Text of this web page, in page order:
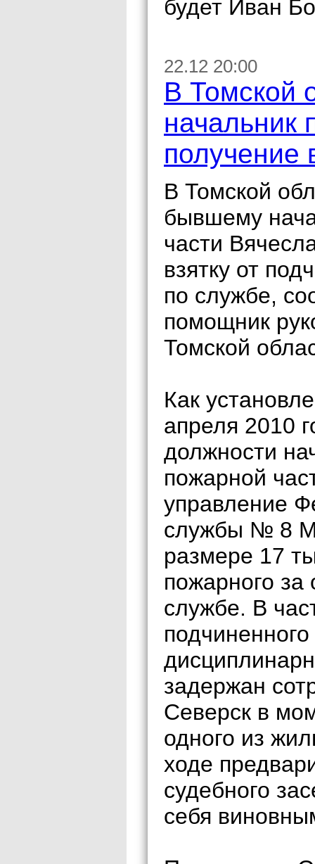
будет Иван
22.12 20:00
В Томской
начальник
получение
В Томской
бывшему
части
взятку от
по службе,
помощник
Томской
Как
апреля 2010
должности
пожарной
управление
службы № 8
размере 17
пожарного за
службе. В
задержан
Северск в
одного из
ходе
судебного
себя